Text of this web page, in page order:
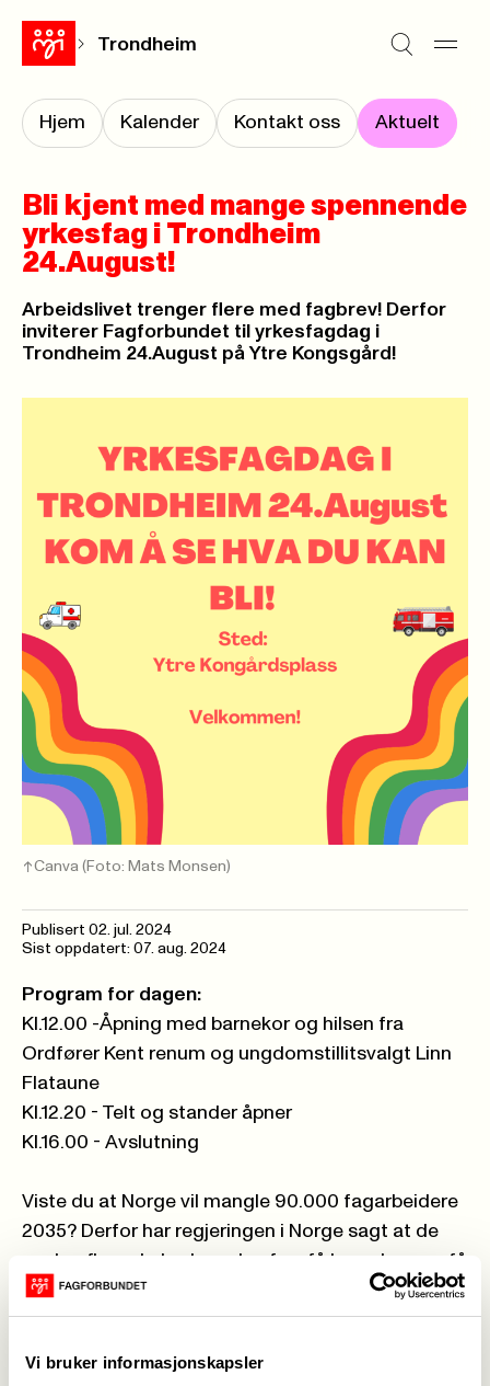
Vi bruker informasjonskapsler
Trondheim
Hjem Kalender Kontakt oss Aktuelt
Bli kjent med mange spennende
yrkesfag i Trondheim
24.August!
Arbeidslivet trenger flere med fagbrev! Derfor
inviterer Fagforbundet til yrkesfagdag i
Trondheim 24.August på Ytre Kongsgård!
Canva (Foto: Mats Monsen)
Publisert 02. jul. 2024
Sist oppdatert: 07. aug. 2024
Program for dagen:
Kl.12.00 -Åpning med barnekor og hilsen fra
Ordfører Kent renum og ungdomstillitsvalgt Linn
Flataune
Kl.12.20 - Telt og stander åpner
Kl.16.00 - Avslutning
Viste du at Norge vil mangle 90.000 fagarbeidere
2035? Derfor har regjeringen i Norge sagt at de
ønsker flere skal velge yrkesfag, få læreplass og få
seg fagbrev. Yrkesfag består av enormt mange
ulike fagbrev du kan ta.